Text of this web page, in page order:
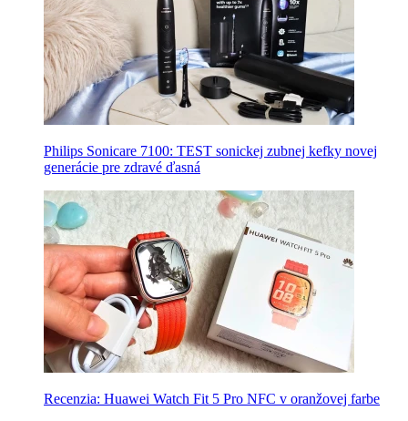
Philips Sonicare 7100: TEST sonickej zubnej kefky novej
generácie pre zdravé ďasná
Recenzia: Huawei Watch Fit 5 Pro NFC v oranžovej farbe